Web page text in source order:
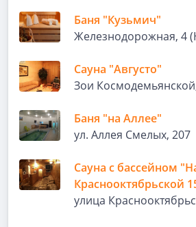
Баня "Кузьмич"
Железнодорожная, 4
Сауна "Августо"
Зои
Баня "на Аллее"
ул. Аллея Смелых, 207
Сауна с бассейном
Краснооктябрьской
улица